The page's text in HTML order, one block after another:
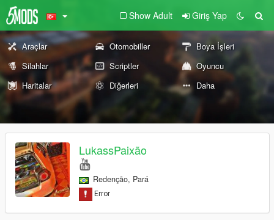
Show Adult Giriş Yap
Araçlar Otomobiller
Boya İşleri
Silahlar
Scriptler
Oyuncu
Haritalar
Diğerleri Daha
LukassPaixão
Redenção, Pará